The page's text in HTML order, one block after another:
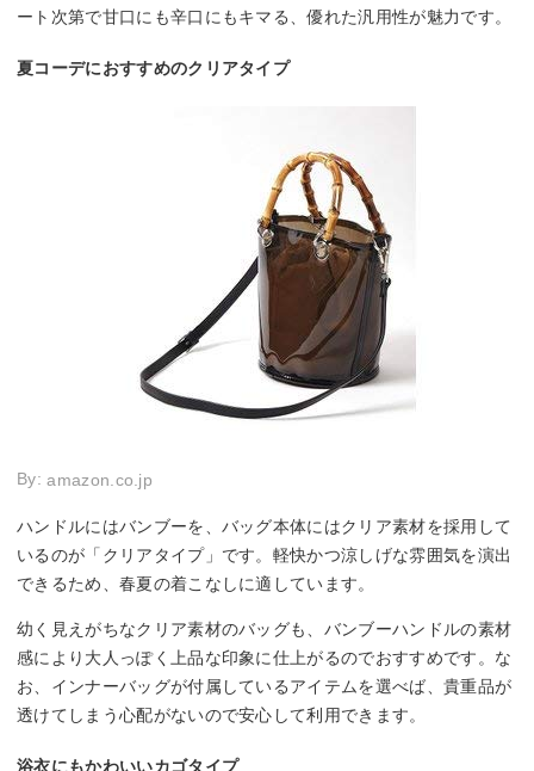
ート次第で甘口にも辛口にもキマる、優れた汎用性が魅力です。
夏コーデにおすすめのクリアタイプ
By:amazon.co.jp
ハンドルにはバンブーを、バッグ本体にはクリア素材を採用して
いるのが「クリアタイプ」です。軽快かつ涼しげな雰囲気を演出
できるため、春夏の着こなしに適しています。
幼く見えがちなクリア素材のバッグも、バンブーハンドルの素材
感により大人っぽく上品な印象に仕上がるのでおすすめです。な
お、インナーバッグが付属しているアイテムを選べば、貴重品が
透けてしまう心配がないので安心して利用できます。
浴衣にもかわいいカゴタイプ